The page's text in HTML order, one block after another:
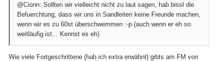
@Cionn: Sollten wir vielleicht nicht zu laut sagen, hab bissl die
Befuerchtung, dass wir uns in Sandleiten keine Freunde machen,
wenn wir es zu 60st überschwemmen :-p (auch wenn er eh so
weitläufig ist... Kennst es eh)
Wie viele Fortgeschrittene (hab ich extra erwähnt) gibts am FM von